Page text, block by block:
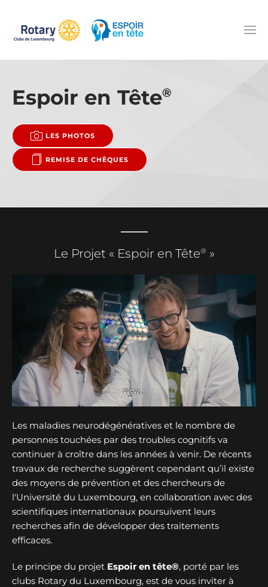
Accéder au contenu principal
Espoir en Tête®
LES PHOTOS
REMISE DE CHÈQUES
Le Projet « Espoir en Tête® »
Les maladies neurodégénératives et le nombre de
personnes touchées par des troubles cognitifs va
continuer à croître dans les années à venir. De récents
travaux de recherche suggèrent cependant qu’il existe
des moyens de prévention et des chercheurs de
l'Université du Luxembourg, en collaboration avec des
scientifiques internationaux poursuivent leurs
recherches afin de développer des traitements
efficaces.
Le principe du projet Espoir en tête®, porté par les
clubs Rotary du Luxembourg, est de vous inviter à